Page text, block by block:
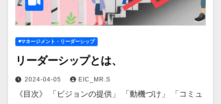
◾️マネージメント・リーダーシップ
リーダーシップとは、
2024-04-05 EIC_MR.S
《目次》 「ビジョンの提供」 「動機づけ」 「コミュ